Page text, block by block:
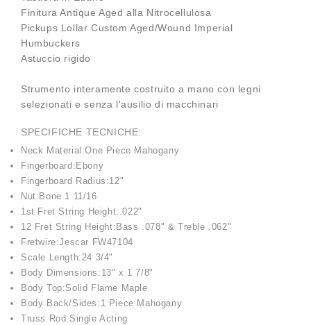
Finitura Antique Aged alla Nitrocellulosa
Pickups Lollar Custom Aged/Wound Imperial
Humbuckers
Astuccio rigido
Strumento interamente costruito a mano con legni
selezionati e senza l'ausilio di macchinari
SPECIFICHE TECNICHE:
Neck Material:One Piece Mahogany
Fingerboard:Ebony
Fingerboard Radius:12"
Nut:Bone 1 11/16
1st Fret String Height:.022"
12 Fret String Height:Bass .078" & Treble .062"
Fretwire:Jescar FW47104
Scale Length:24 3/4"
Body Dimensions:13" x 1 7/8"
Body Top:Solid Flame Maple
Body Back/Sides:1 Piece Mahogany
Truss Rod:Single Acting